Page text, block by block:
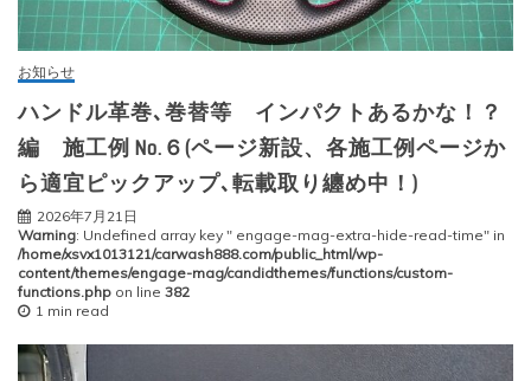
お知らせ
ハンドル革巻､巻替等 インパクトあるかな！？
編 施工例 No.６(ページ新設、各施工例ページか
ら適宜ピックアップ､転載取り纏め中！)
2026年7月21日
Warning: Undefined array key " engage-mag-extra-hide-read-time" in
/home/xsvx1013121/carwash888.com/public_html/wp-
content/themes/engage-mag/candidthemes/functions/custom-
functions.php on line 382
1 min read